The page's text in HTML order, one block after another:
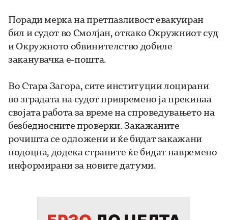
Поради мерка на претпазливост евакуиран
бил и судот во Смолјан, откако Окружниот суд
и Окружното обвинителство добиле
заканувачка е-пошта.
Во Стара Загора, сите институции лоцирани
во зградата на судот привремено ја прекинаа
својата работа за време на спроведувањето на
безбедносните проверки. Закажаните
рочишта се одложени и ќе бидат закажани
подоцна, додека страните ќе бидат навремено
информирани за новите датуми.